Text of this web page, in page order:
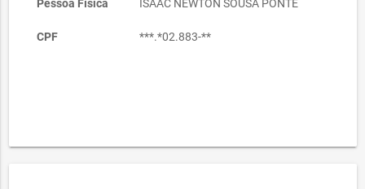
Pessoa Física ISAAC NEWTON SOUSA PONTE
CPF ***.*02.883-**